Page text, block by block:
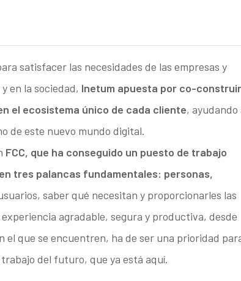
satisfacer las necesidades de las empresas y
en la sociedad, Inetum apuesta por co-construir
el ecosistema único de cada cliente, ayudando
de este nuevo mundo digital.
FCC, que ha conseguido un puesto de trabajo
tres palancas fundamentales: personas,
saber qué necesitan y proporcionarles las
agradable, segura y productiva, desde
que se encuentren, ha de ser una prioridad
del futuro, que ya está aquí.